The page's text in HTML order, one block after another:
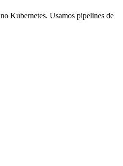
Kubernetes. Usamos pipelines de